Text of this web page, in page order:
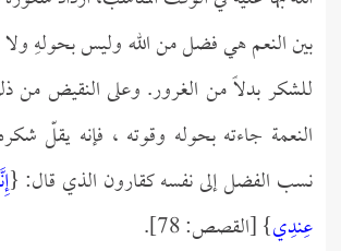
بين النعم هي فضل من الله وليس بحولهِ ولا
للشكر بدلاً من الغرور. وعلى النقيض من
النعمة جاءته بحوله وقوته ، فإنه يقلّ
نسب الفضل إلى نفسه كقارون الذي قال: {
عِندِي} [القصص: 78].